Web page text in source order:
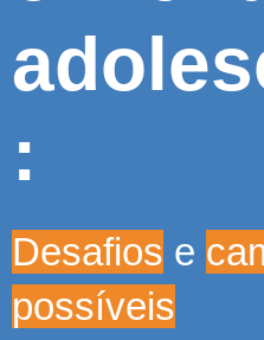
:
Desafios e
possíveis